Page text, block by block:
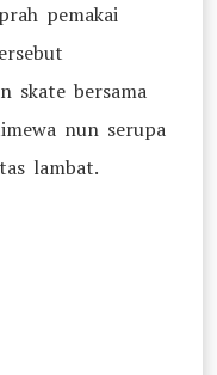
pemakai
skate bersama
nun serupa
lambat.